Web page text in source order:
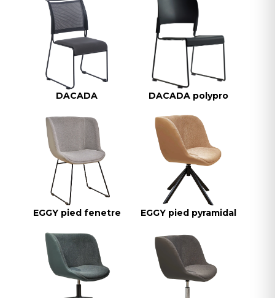
DACADA DACADA polypro
EGGY pied fenetre EGGY pied pyramidal